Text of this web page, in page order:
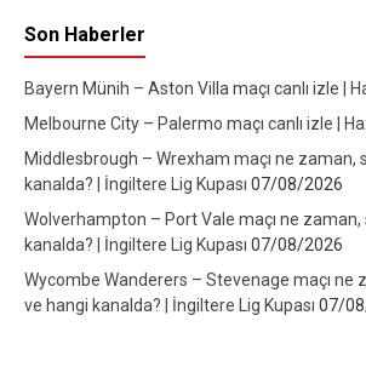
Son Haberler
Bayern Münih – Aston Villa maçı canlı izle |
Melbourne City – Palermo maçı canlı izle |
Middlesbrough – Wrexham maçı ne zaman,
kanalda? | İngiltere Lig Kupası 07/08/2026
Wolverhampton – Port Vale maçı ne
kanalda? | İngiltere Lig Kupası 07/08/2026
Wycombe Wanderers – Stevenage maçı ne
ve hangi kanalda? | İngiltere Lig Kupası 07/